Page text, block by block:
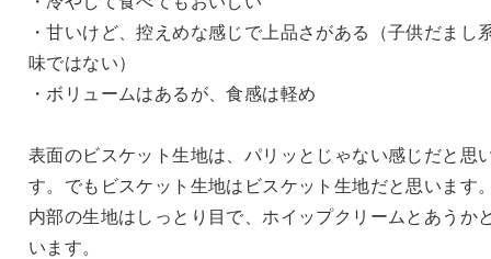
・甘いけど、控えめな感じで上品さがある（子供だまし
味ではない）
・ボリュームはあるが、食感は軽め
表面のビスケット生地は、パリッとじゃない感じだと思
す。でもビスケット生地はビスケット生地だと思います
内部の生地はしっとり目で、ホイップクリームとあうか
います。